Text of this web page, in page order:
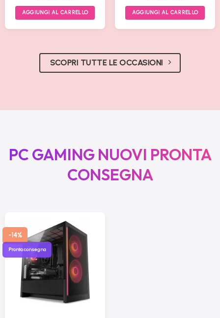
AGGIUNGI AL CARRELLO AGGIUNGI AL CARRELLO
SCOPRI TUTTE LE OCCASIONI
PC GAMING NUOVI PRONTA
CONSEGNA
-14%
Pronta consegna